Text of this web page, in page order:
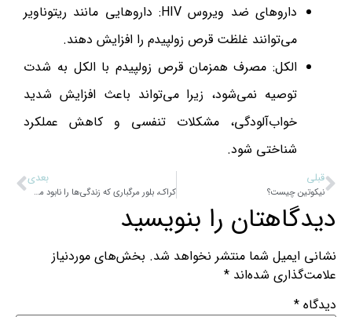
داروهای ضد ویروس HIV: داروهایی مانند ریتوناویر
می‌توانند غلظت قرص زولپیدم را افزایش دهند.
الکل: مصرف همزمان قرص زولپیدم با الکل به شدت
توصیه نمی‌شود، زیرا می‌تواند باعث افزایش شدید
خواب‌آلودگی، مشکلات تنفسی و کاهش عملکرد
شناختی شود.
قبلی
نیکوتین چیست؟
بعدی
کراک، بلور مرگباری که زندگی‌ها را نابود می‌کند
دیدگاهتان را بنویسید
نشانی ایمیل شما منتشر نخواهد شد. بخش‌های موردنیاز
علامت‌گذاری شده‌اند *
دیدگاه *